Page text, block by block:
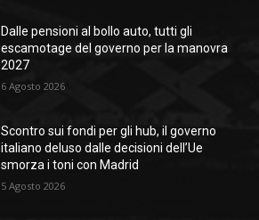
Dalle pensioni al bollo auto, tutti gli
escamotage del governo per la manovra
2027
6 Agosto 2026
Scontro sui fondi per gli hub, il governo
italiano deluso dalle decisioni dell’Ue
smorza i toni con Madrid
5 Agosto 2026